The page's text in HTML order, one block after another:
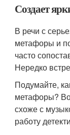
Создает
В речи с
метафоры и
часто
Нередко
Подумайте,
метафоры?
схоже с
работу